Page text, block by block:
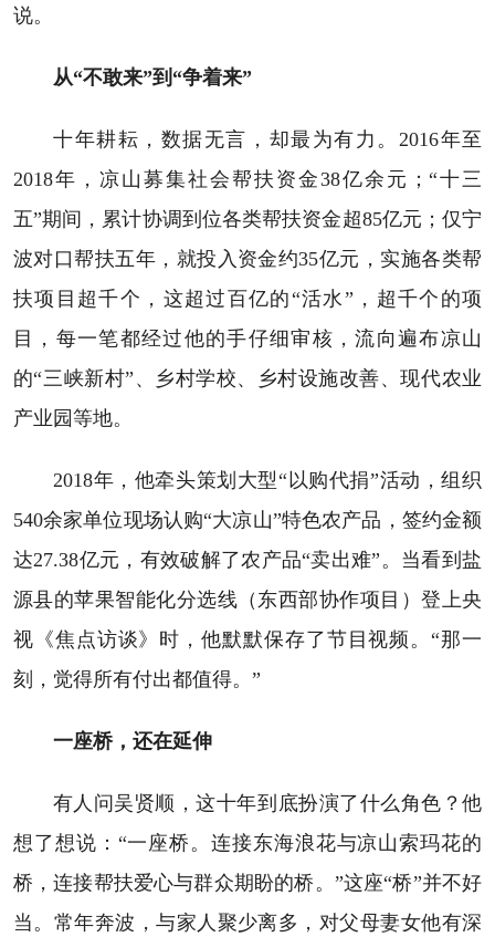
说。
从“不敢来”到“争着来”
十年耕耘，数据无言，却最为有力。2016年至
2018年，凉山募集社会帮扶资金38亿余元；“十三
五”期间，累计协调到位各类帮扶资金超85亿元；仅宁
波对口帮扶五年，就投入资金约35亿元，实施各类帮
扶项目超千个，这超过百亿的“活水”，超千个的项
目，每一笔都经过他的手仔细审核，流向遍布凉山
的“三峡新村”、乡村学校、乡村设施改善、现代农业
产业园等地。
2018年，他牵头策划大型“以购代捐”活动，组织
540余家单位现场认购“大凉山”特色农产品，签约金额
达27.38亿元，有效破解了农产品“卖出难”。当看到盐
源县的苹果智能化分选线（东西部协作项目）登上央
视《焦点访谈》时，他默默保存了节目视频。“那一
刻，觉得所有付出都值得。”
一座桥，还在延伸
有人问吴贤顺，这十年到底扮演了什么角色？他
想了想说：“一座桥。连接东海浪花与凉山索玛花的
桥，连接帮扶爱心与群众期盼的桥。”这座“桥”并不好
当。常年奔波，与家人聚少离多，对父母妻女他有深